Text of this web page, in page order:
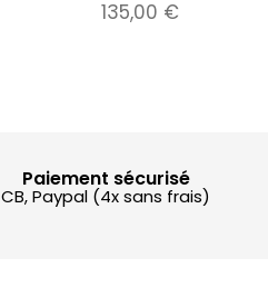
135,00 €
Paiement sécurisé
CB, Paypal (4x sans frais)